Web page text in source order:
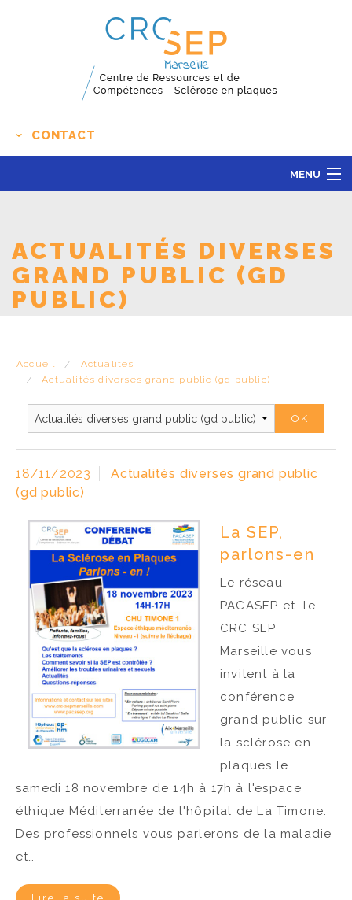
CONTACT
MENU
L'ÉDUCATION THÉRAPEUTIQUE
RECHERCHE CLINIQUE
ACTUALITÉS DIVERSES
GRAND PUBLIC (GD
PUBLIC)
Accueil
Actualités
Actualités diverses grand public (gd public)
18/11/2023
Actualités diverses grand public
(gd public)
La SEP,
parlons-en
Le réseau
PACASEP et le
CRC SEP
Marseille vous
invitent à la
conférence
grand public sur
la sclérose en
plaques le
samedi 18 novembre de 14h à 17h à l'espace
éthique Méditerranée de l'hôpital de La Timone.
Des professionnels vous parlerons de la maladie
et…